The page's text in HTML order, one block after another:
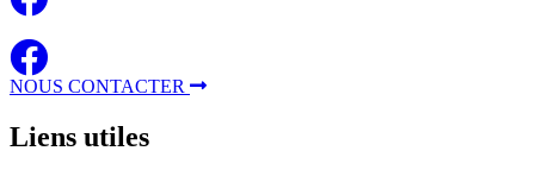
NOUS CONTACTER
Liens utiles